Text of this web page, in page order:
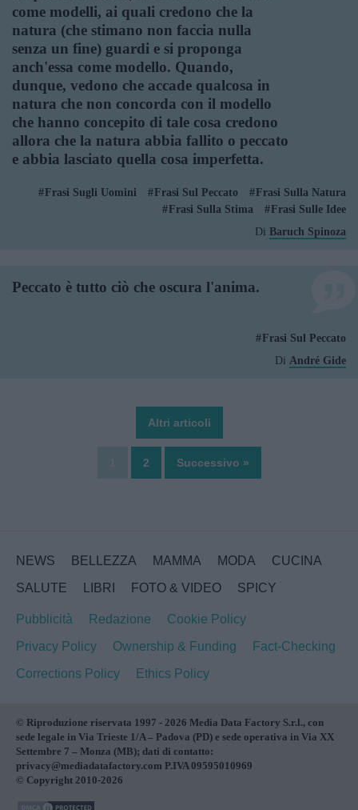
come modelli, ai quali credono che la
natura (che stimano non faccia nulla
senza un fine) guardi e si proponga
anch'essa come modello. Quando,
dunque, vedono che accade qualcosa in
natura che non concorda con il modello
che hanno concepito di tale cosa credono
allora che la natura abbia fallito o peccato
e abbia lasciato quella cosa imperfetta.
Frasi Sugli Uomini Frasi Sul Peccato
Frasi Sulla Natura
Frasi Sulla Stima
Frasi Sulle Idee
Di Baruch Spinoza
Peccato è tutto ciò che oscura l'anima.
Frasi Sul Peccato
Di André Gide
Altri articoli
2 Successivo »
NEWS BELLEZZA MAMMA MODA
CUCINA
SALUTE
LIBRI FOTO & VIDEO SPICY
Pubblicità Redazione
Cookie Policy
Privacy Policy
Ownership & Funding
Fact-Checking
Corrections Policy
Ethics Policy
© Riproduzione riservata 1997 - 2026 Media Data Factory S.r.l., con
sede legale in Via Trieste 1/A – Padova (PD) e sede operativa in Via XX
Settembre 7 – Monza (MB); dati di contatto:
privacy@mediadatafactory.com P.IVA 09595010969
© Copyright 2010-2026